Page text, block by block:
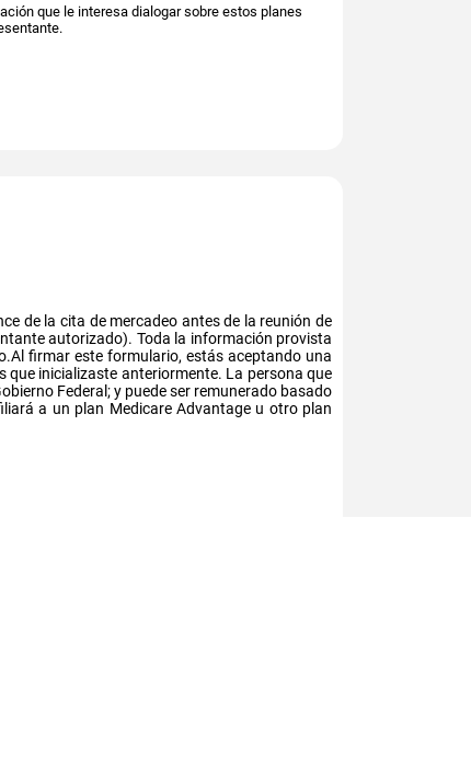
que le interesa dialogar sobre estos planes
de la cita de mercadeo antes de la reunión de
autorizado). Toda la información provista
firmar este formulario, estás aceptando una
inicializaste anteriormente. La persona que
Federal; y puede ser remunerado basado
a un plan Medicare Advantage u otro plan